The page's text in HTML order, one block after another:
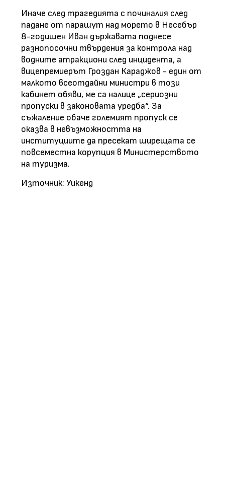
Иначе след трагедията с починалия след
падане от парашут над морето в Несебър
8-годишен Иван държавата поднесе
разнопосочни твърдения за контрола над
водните атракциони след инцидента, а
вицепремиерът Гроздан Караджов - един от
малкото всеотдайни министри в този
кабинет обяви, ме са налице „сериозни
пропуски в законовата уредба“. За
съжаление обаче големият пропуск се
оказва в невъзможността на
институциите да пресекат ширещата се
повсеместна корупция в Министерството
на туризма.
Източник: Уикенд